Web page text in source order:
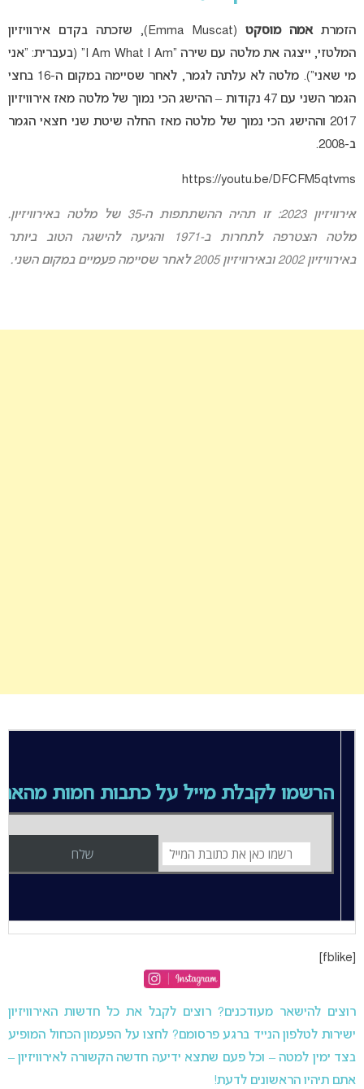
הזמרתאמה מוסקט
(Emma Muscat), שזכתה בקדם אירוויזיון
המלטזי, ייצגה את מלטה עם שירה “I Am What I Am” (בעברית: “אני
מי שאני”). מלטה לא עלתה לגמר, לאחר שסיימה במקום ה-16 בחצי
הגמר השני עם 47 נקודות – ההישג הכי נמוך של מלטה מאז אירוויזיון
2017 וההישג הכי נמוך של מלטה מאז החלה שיטת שני חצאי הגמר
ב-2008.
https://youtu.be/DFCFM5qtvms
אירוויזיון 2023: זו תהיה ההשתתפות ה-35 של מלטה באירוויזיון.
מלטה הצטרפה לתחרות ב-1971 והגיעה להישגה הטוב ביותר
באירוויזיון 2002 ובאירוויזיון 2005 לאחר שסיימה פעמיים במקום השני.
הרשמו לקבלת מייל על כתבות חמות
רוצים להישאר מעודכנים? רוצים לקבל את כל חדשות האירוויזיון
ישירות לטלפון הנייד ברגע פרסומם? לחצו על הפעמון הכחול המופיע
בצד ימין למטה – וכל פעם שתצא ידיעה חדשה הקשורה לאירוויזיון –
אתם תיהיו הראשונים לדעת!